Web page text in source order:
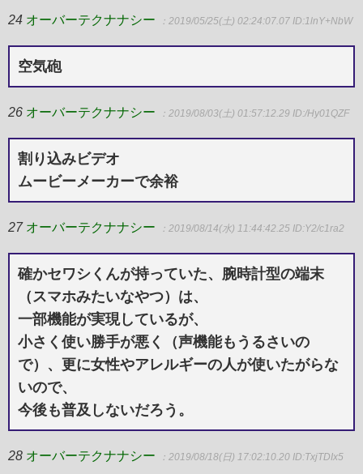
24 オーバーテクナナシー ：2019/05/25(土) 02:24:07.07 ID:1lnY+NbW
空気砲
26 オーバーテクナナシー ：2019/08/03(土) 01:57:12.29 ID:/Hy01QZF
割り込みビデオ
ムービーメーカーで余裕
27 オーバーテクナナシー ：2019/08/14(水) 11:44:42.25 ID:Y2/c1ra2
確かセワシくんが持っていた、腕時計型の端末
（スマホみたいなやつ）は、
一部機能が実現しているが、
小さく使い勝手が悪く（声機能もうるさいの
で）、更に女性やアレルギーの人が使いたがらな
いので、
今後も普及しないだろう。
28 オーバーテクナナシー ：2019/08/18(日) 17:02:10.20 ID:TxjTDIx5